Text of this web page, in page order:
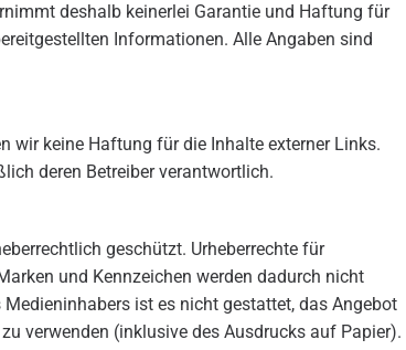
deshalb keinerlei Garantie und Haftung für
Informationen. Alle Angaben sind
wir keine Haftung für die Inhalte externer Links.
deren Betreiber verantwortlich.
geschützt. Urheberrechte für
und Kennzeichen werden dadurch nicht
ist es nicht gestattet, das Angebot
verwenden (inklusive des Ausdrucks auf Papier).